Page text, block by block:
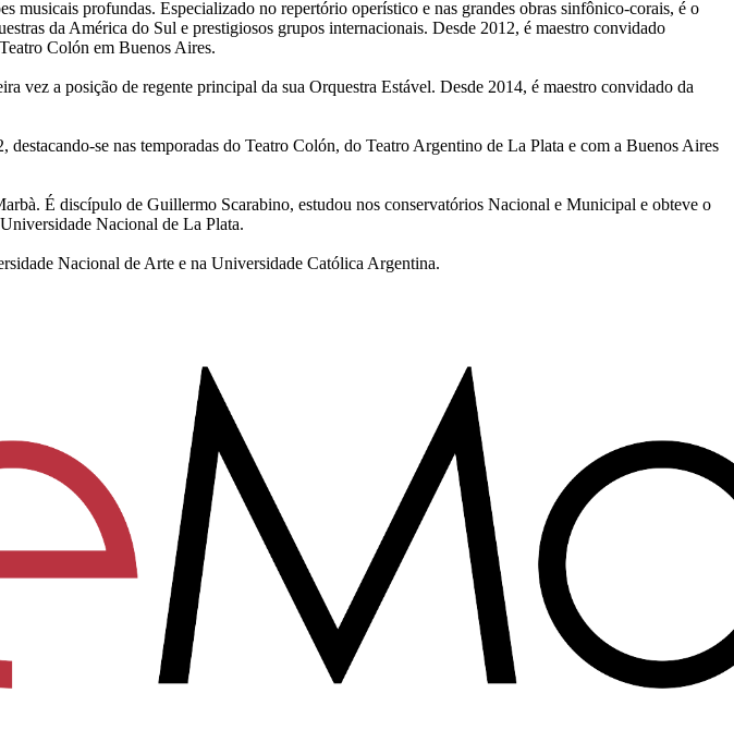
musicais profundas. Especializado no repertório operístico e nas grandes obras sinfônico-corais, é o
da América do Sul e prestigiosos grupos internacionais. Desde 2012, é maestro convidado
Colón em Buenos Aires.
a posição de regente principal da sua Orquestra Estável. Desde 2014, é maestro convidado da
se nas temporadas do Teatro Colón, do Teatro Argentino de La Plata e com a Buenos Aires
É discípulo de Guillermo Scarabino, estudou nos conservatórios Nacional e Municipal e obteve o
Nacional de La Plata.
Nacional de Arte e na Universidade Católica Argentina.